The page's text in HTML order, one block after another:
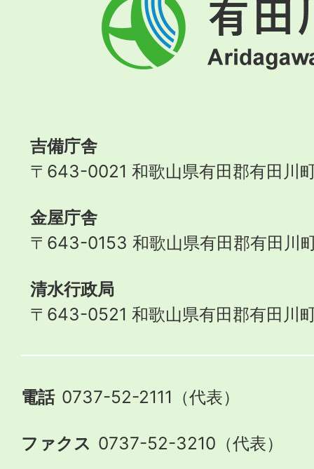
田
川
町
吉備庁舎
〒643-0021 和歌山県有田郡有田川
金屋庁舎
〒643-0153 和歌山県有田郡有田川
清水行政局
〒643-0521 和歌山県有田郡有田川
電話 0737-52-2111（代表）
ファクス 0737-52-3210（代表）